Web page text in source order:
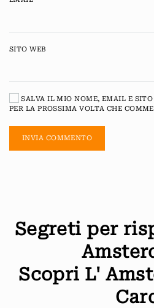
SITO WEB
SALVA IL MIO NOME, EMAIL E SITO
PER LA PROSSIMA VOLTA CHE
INVIA COMMENTO
Segreti per
Scopri L'